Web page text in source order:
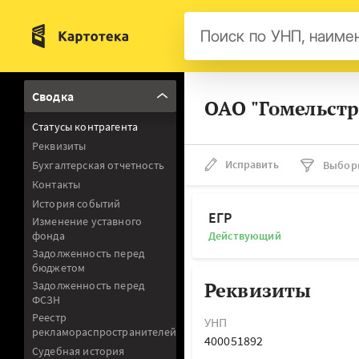
Сводка
Статусы контрагента
Реквизиты
Бухгалтерская отчетность
Контакты
История событий
Изменение уставного
фонда
Задолженность перед
бюджетом
Задолженность перед
ФСЗН
Реестр
рекламораспространителей
Судебная история
ОАО
Исправить
ЕГР
Действующий
Реквизиты
УНП
400051892